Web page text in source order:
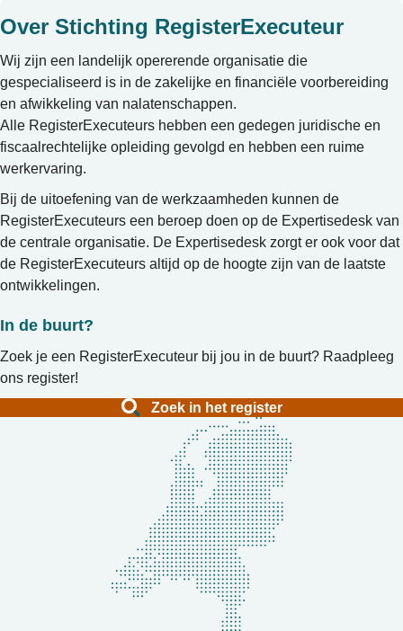
Over Stichting RegisterExecuteur
Wij zijn een landelijk opererende organisatie die
gespecialiseerd is in de zakelijke en financiële voorbereiding
en afwikkeling van nalatenschappen.
Alle RegisterExecuteurs hebben een gedegen juridische en
fiscaalrechtelijke opleiding gevolgd en hebben een ruime
werkervaring.
Bij de uitoefening van de werkzaamheden kunnen de
RegisterExecuteurs een beroep doen op de Expertisedesk van
de centrale organisatie. De Expertisedesk zorgt er ook voor dat
de RegisterExecuteurs altijd op de hoogte zijn van de laatste
ontwikkelingen.
In de buurt?
Zoek je een RegisterExecuteur bij jou in de buurt? Raadpleeg
ons register!
Zoek in het register